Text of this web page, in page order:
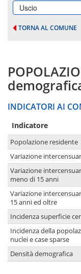
Uscio
TORNA AL COMUNE
INDICATORI AI
Indicatore
Popolazione residente
Variazione
Variazione
meno di 15 anni
Variazione
15 anni ed oltre
Incidenza superficie
Incidenza della
nuclei e case sparse
Densità demografica